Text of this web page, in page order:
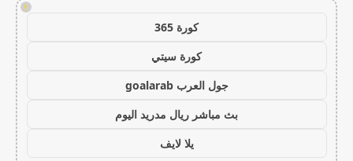
!
كورة 365
كورة سيتي
جول العرب goalarab
بث مباشر ريال مدريد اليوم
يلا لايف